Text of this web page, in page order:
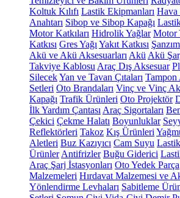
Koltuk Kılıfı Lastik Ekipmanları Hava
Anahtarı Sibop ve Sibop Kapağı
Motor Katkıları Hidrolik Yağlar Motor
Katkısı Gres Yağı Yakıt Katkısı
Akü ve Akü Aksesuarları Akü Akü
Takviye Kablosu Araç Dış Aksesuar
SilecekYan ve Tavan Çıtaları Tampon
Setleri Oto Brandaları Vinç ve Vinç
Kapağı Trafik Ürünleri Oto Projektör
İlk Yardım Çantası Araç Sigortaları
Çekici Çekme Halatı Boyunluklar
Reflektörleri Takoz Kış Ürünleri
Aletleri Buz Kazıyıcı Cam Suyu
Ürünler Antifrizler Buğu Giderici
Araç Şarj İstasyonları Oto Yedek Parça
Malzemeleri Hırdavat Malzemesi ve
Yönlendirme Levhaları Sabitleme